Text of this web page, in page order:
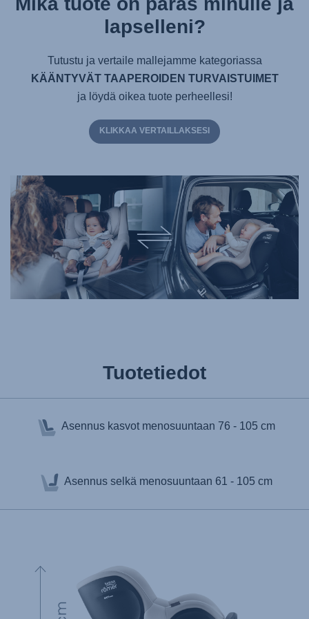
lapselleni?
Tutustu ja vertaile mallejamme kategoriassa
KÄÄNTYVÄT TAAPEROIDEN TURVAISTUIMET
ja löydä oikea tuote perheellesi!
KLIKKAA VERTAILLAKSESI
Tuotetiedot
Asennus kasvot menosuuntaan 76 - 105 cm
Asennus selkä menosuuntaan 61 - 105 cm